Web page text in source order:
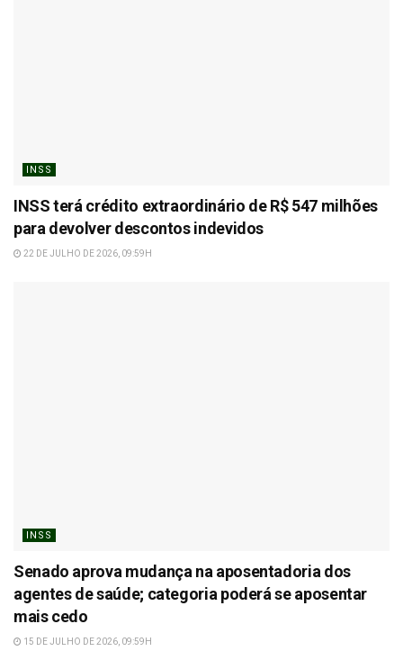
INSS
INSS terá crédito extraordinário de R$ 547 milhões
para devolver descontos indevidos
22 DE JULHO DE 2026, 09:59H
INSS
Senado aprova mudança na aposentadoria dos
agentes de saúde; categoria poderá se aposentar
mais cedo
15 DE JULHO DE 2026, 09:59H